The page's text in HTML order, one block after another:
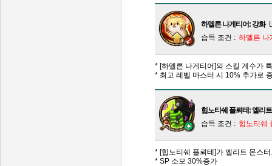
하멜른 나게티어: 강화
습득 조건 : 하멜른 나
* [하멜른 나게티어]의 스킬 계수가
* 최고 레벨 마스터 시 10% 추가로
힙노티쉐 플뢰테: 엘리트
습득 조건 : 힙노티쉐
* [힙노티쉐 플뢰테]가 엘리트 몬스
* SP 소모 30%증가